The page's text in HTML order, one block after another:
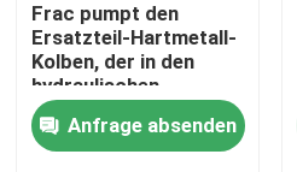
Haus
Frac pumpt den
Ersatzteil-Hartmetall-
Kolben, der in den
hydraulischen
zerbrechenden
Behandlungen benutzt
wird
Anfrage absenden